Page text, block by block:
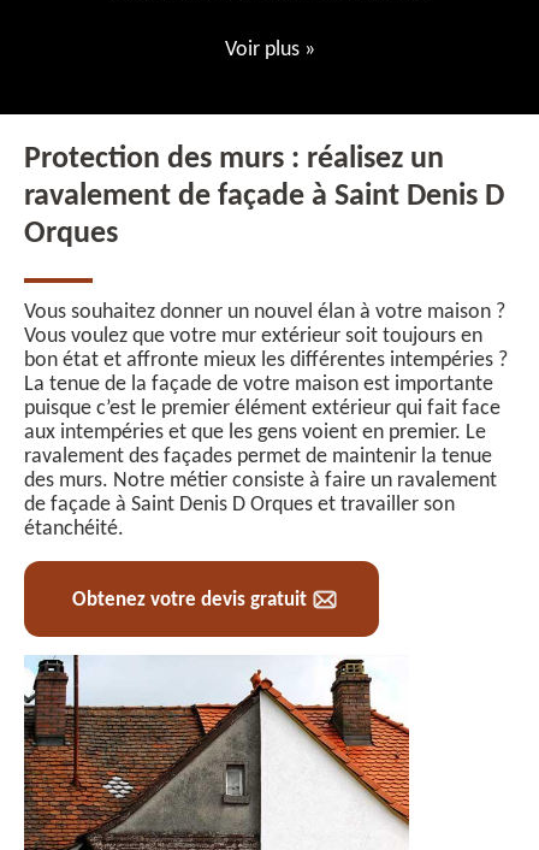
Voir plus »
Protection des murs : réalisez un
ravalement de façade à Saint Denis D
Orques
Vous souhaitez donner un nouvel élan à votre maison ?
Vous voulez que votre mur extérieur soit toujours en
bon état et affronte mieux les différentes intempéries ?
La tenue de la façade de votre maison est importante
puisque c’est le premier élément extérieur qui fait face
aux intempéries et que les gens voient en premier. Le
ravalement des façades permet de maintenir la tenue
des murs. Notre métier consiste à faire un ravalement
de façade à Saint Denis D Orques et travailler son
étanchéité.
Obtenez votre devis gratuit